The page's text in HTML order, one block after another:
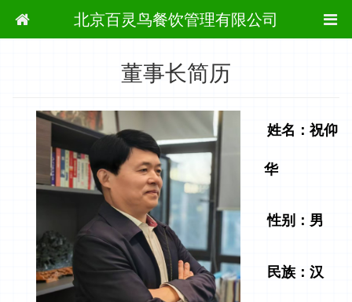
北京百灵鸟餐饮管理有限公司
当前位置： 首页 董事长简历
董事长简历
姓名 ： 祝仰
华
性别 ： 男
民族 ： 汉